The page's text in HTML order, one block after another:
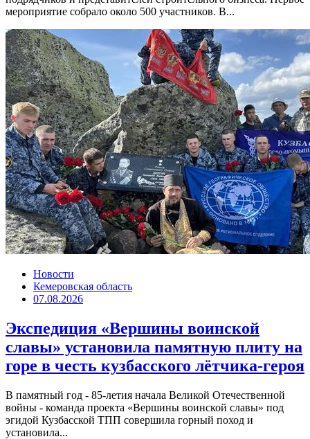
мероприятие собрало около 500 участников. В...
Новости
Кемеровская область
07.08.2026
Экспедиция «Вершины воинской
славы» установила памятную плиту на
горе в честь кузбасского лётчика-героя
В памятный год - 85-летия начала Великой Отечественной
войны - команда проекта «Вершины воинской славы» под
эгидой Кузбасской ТПП совершила горный поход и
установила...